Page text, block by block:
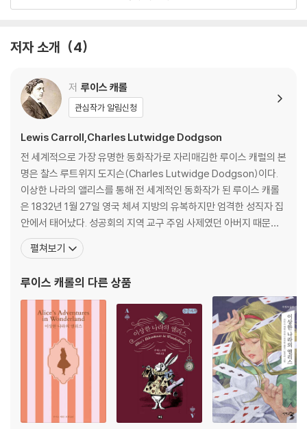
제11장 누가 타르트를 훔쳤나? - 159
작품 해설 『이상한 나라의 앨리스』: 이상한 나라로 떠나며 - 189
저자 소개 4
저 루이스 캐롤
관심작가 알림신청
Lewis Carroll,Charles Lutwidge Dodgson
전 세계적으로 가장 유명한 동화작가로 자리매김한 루이스 캐럴의 본
명은 찰스 루트위지 도지슨(Charles Lutwidge Dodgson)이다.
이상한 나라의 앨리스를 통해 전 세계적인 동화작가 된 루이스 캐롤
은 1832년 1월 27일 영국 체셔 지방의 유복하지만 엄격한 성직자 집
안에서 태어났다. 성공회의 지역 교구 주임 사제였던 아버지 때문에 1
6년 동안 사제 사택에서 생활했다. 어린 시절부터 말장난, 체스 게임
등에 관심이 많았으며 사립학교인 리치먼드 스쿨과 럭비 스쿨을 졸업
열일곱 살 때 백일해를 앓으면서
펼쳐보기
루이스 캐롤의 다른 상품